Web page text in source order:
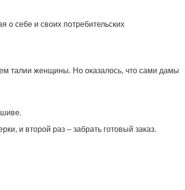
о себе и своих потребительских
талии женщины. Но оказалось, что сами дамы
и второй раз – забрать готовый заказ.